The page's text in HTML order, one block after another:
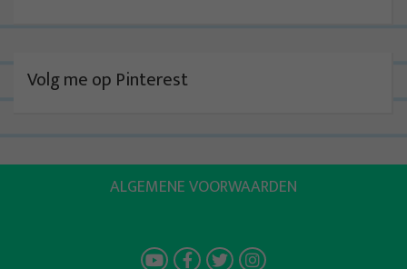
Volg me op Pinterest
ALGEMENE VOORWAARDEN